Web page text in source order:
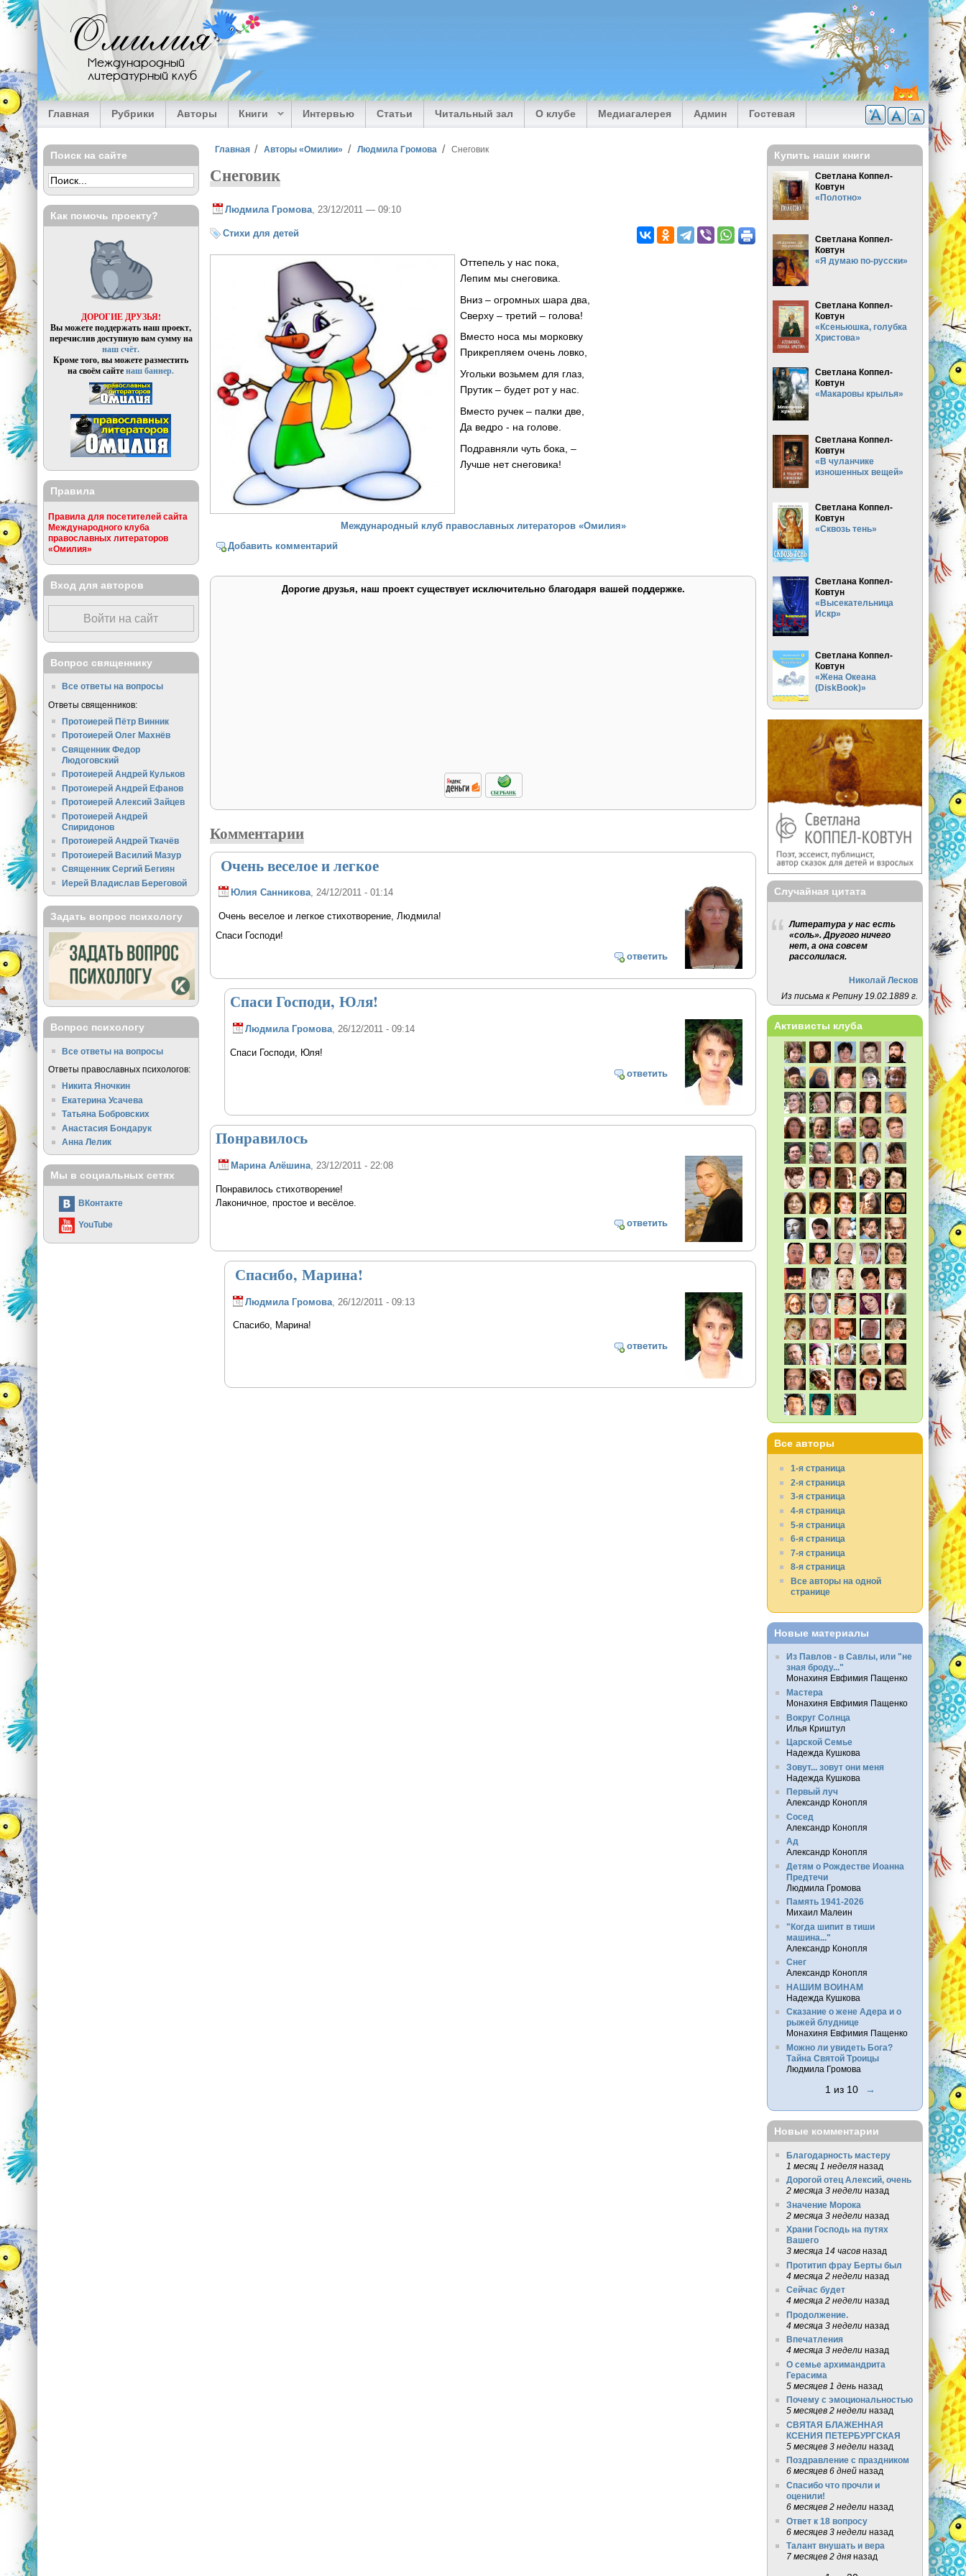
Перейти к основному содержанию
Омилия
Международный
литературный клуб
Главная Рубрики Авторы Книги Интервью Статьи Читальный зал О клубе Медиагалерея Админ Гостевая
Вы здесь
Главная Авторы «Омилии» Людмила Громова Снеговик
Снеговик
Людмила Громова , 23/12/2011 — 09:10
Стихи для детей
Оттепель у нас пока,
Лепим мы снеговика.
Вниз – огромных шара два,
Сверху – третий – голова!
Вместо носа мы морковку
Прикрепляем очень ловко,
Угольки возьмем для глаз,
Прутик – будет рот у нас.
Вместо ручек – палки две,
Да ведро - на голове.
Подравняли чуть бока, –
Лучше нет снеговика!
Международный клуб православных литераторов «Омилия»
Добавить комментарий
Дорогие друзья, наш проект существует исключительно благодаря вашей поддержке.
Комментарии
Очень веселое и легкое
Юлия Санникова, 24/12/2011 - 01:14
Очень веселое и легкое стихотворение, Людмила!
Спаси Господи!
ответить
Спаси Господи, Юля!
Людмила Громова, 26/12/2011 - 09:14
Спаси Господи, Юля!
ответить
Понравилось
Марина Алёшина, 23/12/2011 - 22:08
Понравилось стихотворение!
Лаконичное, простое и весёлое.
ответить
Спасибо, Марина!
Людмила Громова, 26/12/2011 - 09:13
Спасибо, Марина!
ответить
Поиск на сайте
Как помочь проекту?
ДОРОГИЕ ДРУЗЬЯ!
Вы можете поддержать наш проект,
перечислив доступную вам сумму на
наш счёт.
Кроме того, вы можете разместить
на своём сайтенаш баннер.
Правила
Правила для посетителей сайта
Международного клуба
православных литераторов
«Омилия»
Вход для авторов
Войти на сайт
Вопрос священнику
Все ответы на вопросы
Ответы священников:
Протоиерей Пётр Винник
Протоиерей Олег Махнёв
Священник Федор
Людоговский
Протоиерей Андрей Кульков
Протоиерей Андрей Ефанов
Протоиерей Алексий Зайцев
Протоиерей Андрей
Спиридонов
Протоиерей Андрей Ткачёв
Протоиерей Василий Мазур
Священник Сергий Бегиян
Иерей Владислав Береговой
Задать вопрос психологу
Вопрос психологу
Все ответы на вопросы
Ответы православных психологов:
Никита Яночкин
Екатерина Усачева
Татьяна Бобровских
Анастасия Бондарук
Анна Лелик
Мы в социальных сетях
ВКонтакте
YouTube
Купить наши книги
Светлана Коппел-
Ковтун
«Полотно»
Светлана Коппел-
Ковтун
«Я думаю по-русски»
Светлана Коппел-
Ковтун
«Ксеньюшка, голубка
Христова»
Светлана Коппел-
Ковтун
«Макаровы крылья»
Светлана Коппел-
Ковтун
«В чуланчике
изношенных вещей»
Светлана Коппел-
Ковтун
«Сквозь тень»
Светлана Коппел-
Ковтун
«Высекательница
Искр»
Светлана Коппел-
Ковтун
«Жена Океана
(DiskBook)»
Случайная цитата
Литература у нас есть
«соль». Другого ничего
нет, а она совсем
рассолилася.
Николай Лесков
Из письма к Репину 19.02.1889 г.
Активисты клуба
Все авторы
1-я страница
2-я страница
3-я страница
4-я страница
5-я страница
6-я страница
7-я страница
8-я страница
Все авторы на одной
странице
Новые материалы
Из Павлов - в Савлы, или "не
зная броду..."
Монахиня Евфимия Пащенко
Мастера
Монахиня Евфимия Пащенко
Вокруг Солнца
Илья Криштул
Царской Семье
Надежда Кушкова
Зовут... зовут они меня
Надежда Кушкова
Первый луч
Александр Конопля
Сосед
Александр Конопля
Ад
Александр Конопля
Детям о Рождестве Иоанна
Предтечи
Людмила Громова
Память 1941-2026
Михаил Малеин
"Когда шипит в тиши
машина..."
Александр Конопля
Снег
Александр Конопля
НАШИМ ВОИНАМ
Надежда Кушкова
Сказание о жене Адера и о
рыжей блуднице
Монахиня Евфимия Пащенко
Можно ли увидеть Бога?
Тайна Святой Троицы
Людмила Громова
1 из 10 →
Новые комментарии
Благодарность мастеру
1 месяц 1 неделяназад
Дорогой отец Алексий, очень
2 месяца 3 неделиназад
Значение Морока
2 месяца 3 неделиназад
Храни Господь на путях
Вашего
3 месяца 14 часовназад
Протитип фрау Берты был
4 месяца 2 неделиназад
Сейчас будет
4 месяца 2 неделиназад
Продолжение.
4 месяца 3 неделиназад
Впечатления
4 месяца 3 неделиназад
О семье архимандрита
Герасима
5 месяцев 1 деньназад
Почему с эмоциональностью
5 месяцев 2 неделиназад
СВЯТАЯ БЛАЖЕННАЯ
КСЕНИЯ ПЕТЕРБУРГСКАЯ
5 месяцев 3 неделиназад
Поздравление с праздником
6 месяцев 6 днейназад
Спасибо что прочли и
оценили!
6 месяцев 2 неделиназад
Ответ к 18 вопросу
6 месяцев 3 неделиназад
Талант внушать и вера
7 месяцев 2 дняназад